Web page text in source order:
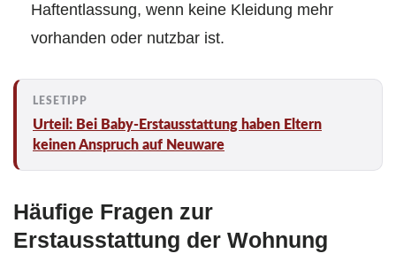
Haftentlassung, wenn keine Kleidung mehr
vorhanden oder nutzbar ist.
Urteil: Bei Baby-Erstausstattung haben Eltern
keinen Anspruch auf Neuware
Häufige Fragen zur
Erstausstattung der Wohnung